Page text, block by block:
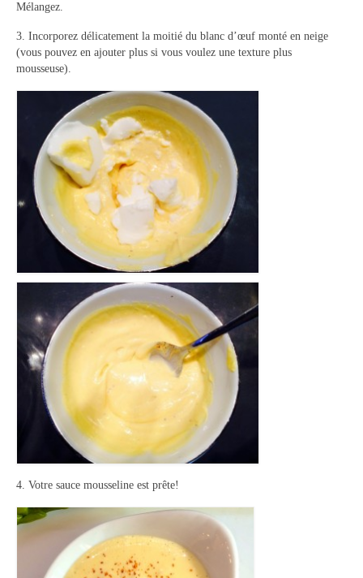
Sauces
Boissons
Sans alcool
Cocktails
A propos
Accueil
Mélangez.
3. Incorporez délicatement la moitié du blanc d’œuf monté en neige
(vous pouvez en ajouter plus si vous voulez une texture plus
mousseuse).
4. Votre sauce mousseline est prête!